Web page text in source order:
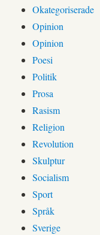
Okategoriserade
Opinion
Opinion
Poesi
Politik
Prosa
Rasism
Religion
Revolution
Skulptur
Socialism
Sport
Språk
Sverige